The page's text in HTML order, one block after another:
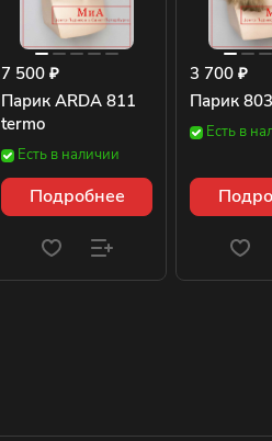
7 500 ₽
Парик ARDA 811
termo
Есть в наличии
Подробнее
3 700 ₽
Парик
Есть в